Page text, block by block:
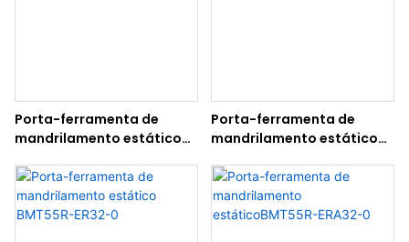
Porta-ferramenta de
mandrilamento estático
Porta-ferramenta de
mandrilamento estático